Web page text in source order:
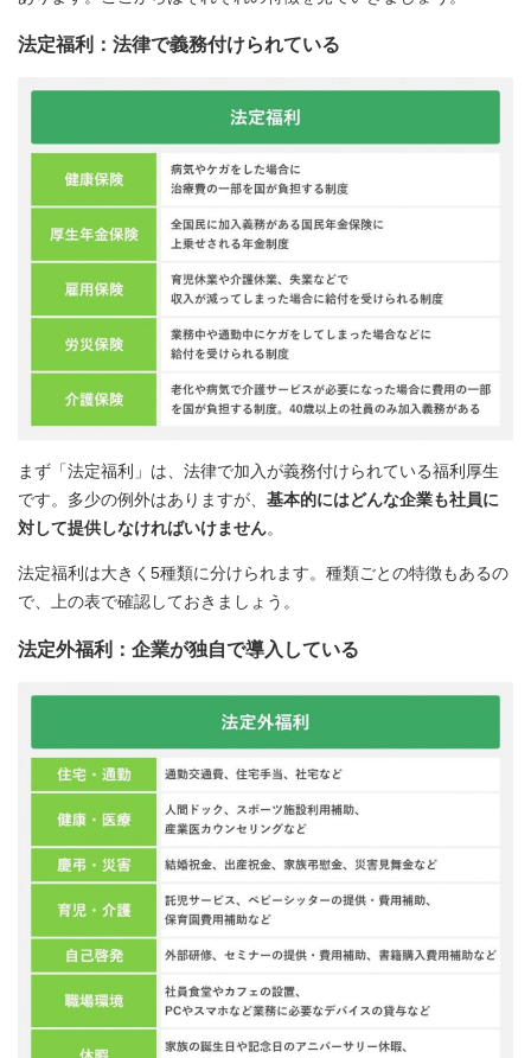
法定福利：法律で義務付けられている
まず「法定福利」は、法律で加入が義務付けられている福利厚生
です。多少の例外はありますが、 基本的にはどんな企業も社員に
対して提供しなければいけません。
法定福利は大きく5種類に分けられます。種類ごとの特徴もあるの
で、上の表で確認しておきましょう。
法定外福利：企業が独自で導入している